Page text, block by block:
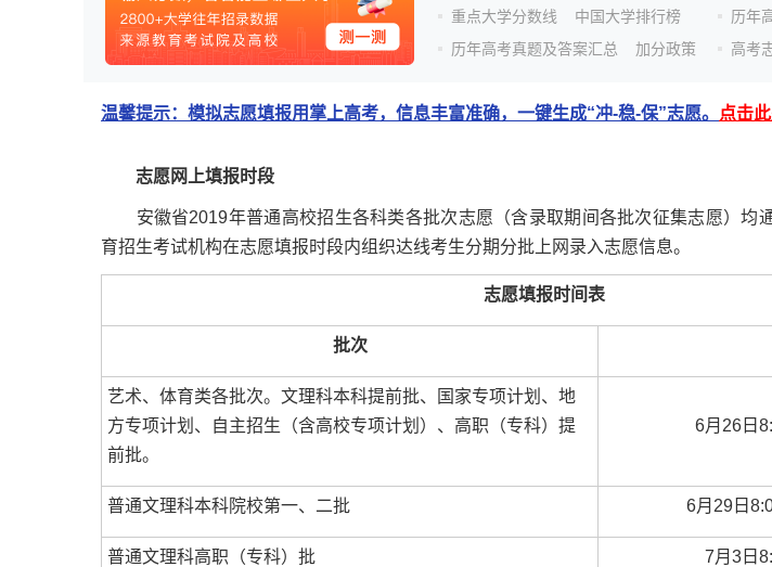
重点大学分数线
中国大学排行榜
历年高考真题及答案汇总
加分政策
历年
高考
温馨提示：模拟志愿填报用掌上高考，信息丰富准确，一键生成“冲-稳-保”志愿。 点击
志愿网上填报时段
安徽省2019年普通高校招生各科类各批次志愿（含录取期间各批次征集志愿）均
育招生考试机构在志愿填报时段内组织达线考生分期分批上网录入志愿信息。
志愿填报时间表
批次
艺术、体育类各批次。文理科本科提前批、国家专项计划、地
方专项计划、自主招生（含高校专项计划）、高职（专科）提
前批。
6月 26 日
普通文理科本科院校第一、二批 6月 29 日
普通文理科高职（专科）批 7月 3 日